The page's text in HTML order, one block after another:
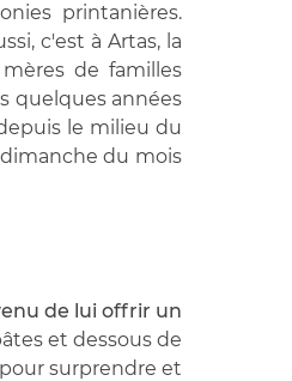
printanières.
c'est à Artas, la
de familles
quelques années
le milieu du
du mois
de lui offrir un
et dessous de
surprendre et